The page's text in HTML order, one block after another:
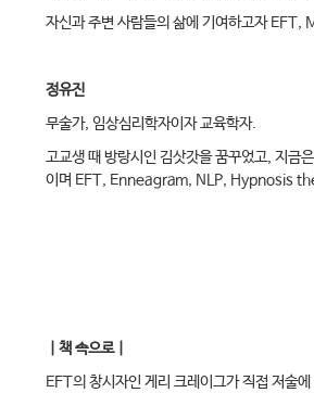
자신과 주변 사람들의 삶에 기여하고자 EFT,
정유진
무술가, 임상심리학자이자 교육학자.
고교생 때 방랑시인 김삿갓을 꿈꾸었고, 지
이며 EFT, Enneagram, NLP, Hypnosis
｜책 속으로｜
EFT의 창시자인 게리 크레이그가 직접 저술